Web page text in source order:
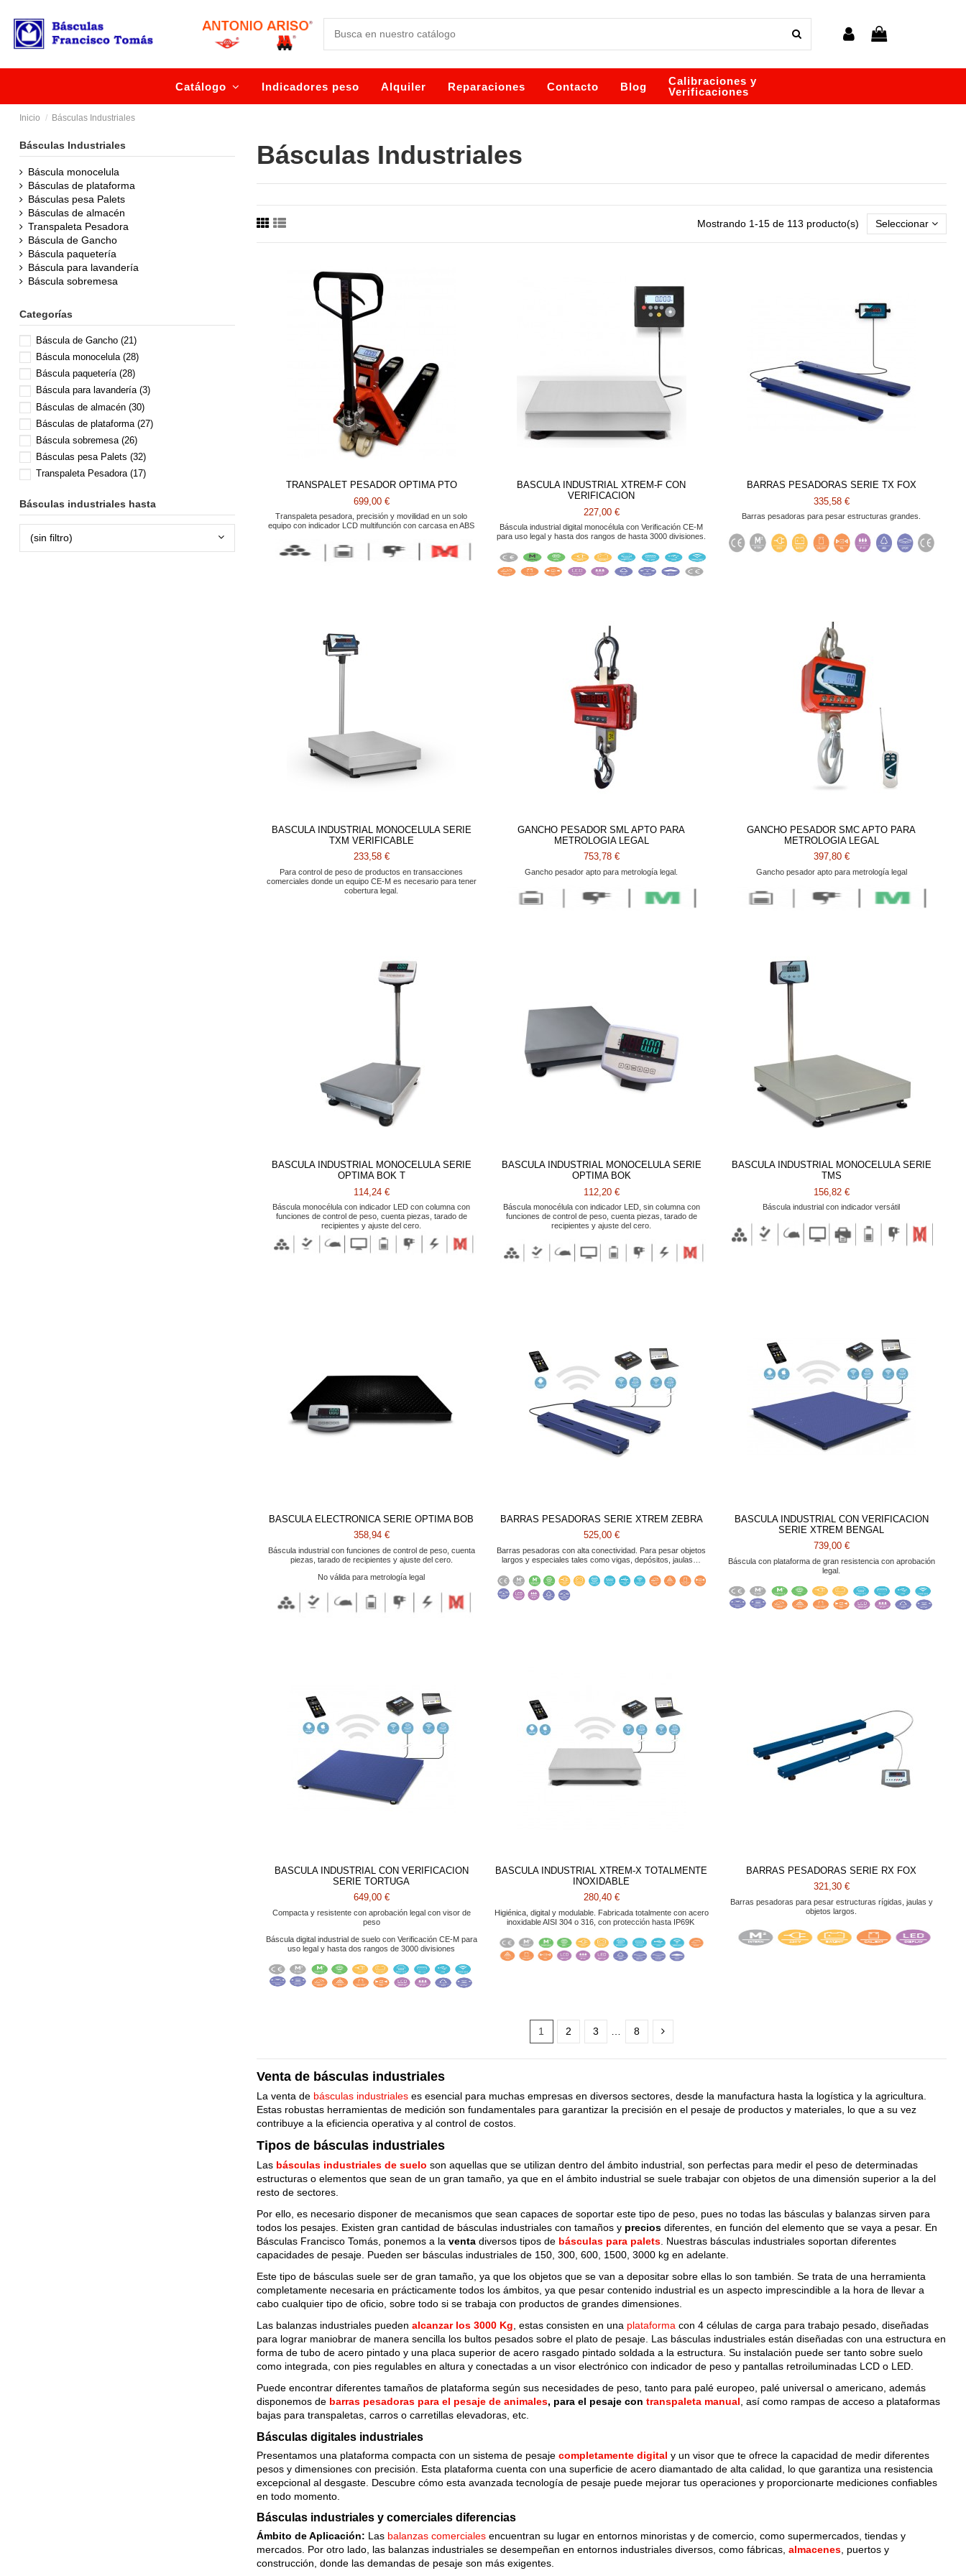
Catálogo Indicadores peso Alquiler Reparaciones Contacto Blog
Calibraciones y
Verificaciones
Inicio Básculas Industriales
Básculas Industriales
Mostrando 1-15 de 113 producto(s) Seleccionar
TRANSPALET PESADOR OPTIMA PTO
699,00 €
Transpaleta pesadora, precisión y movilidad en un solo
equipo con indicador LCD multifunción con carcasa en ABS
BASCULA INDUSTRIAL XTREM-F CON
VERIFICACION
227,00 €
Báscula industrial digital monocélula con Verificación CE-M
para uso legal y hasta dos rangos de hasta 3000 divisiones.
BARRAS PESADORAS SERIE TX FOX
335,58 €
Barras pesadoras para pesar estructuras grandes.
BASCULA INDUSTRIAL MONOCELULA SERIE
TXM VERIFICABLE
233,58 €
Para control de peso de productos en transacciones
comerciales donde un equipo CE-M es necesario para tener
cobertura legal.
GANCHO PESADOR SML APTO PARA
METROLOGIA LEGAL
753,78 €
Gancho pesador apto para metrología legal.
GANCHO PESADOR SMC APTO PARA
METROLOGIA LEGAL
397,80 €
Gancho pesador apto para metrología legal
BASCULA INDUSTRIAL MONOCELULA SERIE
OPTIMA BOK T
114,24 €
Báscula monocélula con indicador LED con columna con
funciones de control de peso, cuenta piezas, tarado de
recipientes y ajuste del cero.
BASCULA INDUSTRIAL MONOCELULA SERIE
OPTIMA BOK
112,20 €
Báscula monocélula con indicador LED, sin columna con
funciones de control de peso, cuenta piezas, tarado de
recipientes y ajuste del cero.
BASCULA INDUSTRIAL MONOCELULA SERIE
TMS
156,82 €
Báscula industrial con indicador versátil
BASCULA ELECTRONICA SERIE OPTIMA BOB
358,94 €
Báscula industrial con funciones de control de peso, cuenta
piezas, tarado de recipientes y ajuste del cero.
No válida para metrología legal
BARRAS PESADORAS SERIE XTREM ZEBRA
525,00 €
Barras pesadoras con alta conectividad. Para pesar objetos
largos y especiales tales como vigas, depósitos, jaulas…
BASCULA INDUSTRIAL CON VERIFICACION
SERIE XTREM BENGAL
739,00 €
Báscula con plataforma de gran resistencia con aprobación
legal.
BASCULA INDUSTRIAL CON VERIFICACION
SERIE TORTUGA
649,00 €
Compacta y resistente con aprobación legal con visor de
peso
Báscula digital industrial de suelo con Verificación CE-M para
uso legal y hasta dos rangos de 3000 divisiones
BASCULA INDUSTRIAL XTREM-X TOTALMENTE
INOXIDABLE
280,40 €
Higiénica, digital y modulable. Fabricada totalmente con acero
inoxidable AISI 304 o 316, con protección hasta IP69K
BARRAS PESADORAS SERIE RX FOX
321,30 €
Barras pesadoras para pesar estructuras rígidas, jaulas y
objetos largos.
1 2 3 8
Venta de básculas industriales
La venta de básculas industriales es esencial para muchas empresas en diversos sectores, desde la manufactura hasta la logística y la agricultura.
Estas robustas herramientas de medición son fundamentales para garantizar la precisión en el pesaje de productos y materiales, lo que a su vez
contribuye a la eficiencia operativa y al control de costos.
Tipos de básculas industriales
Las básculas industriales de suelo son aquellas que se utilizan dentro del ámbito industrial, son perfectas para medir el peso de determinadas
estructuras o elementos que sean de un gran tamaño, ya que en el ámbito industrial se suele trabajar con objetos de una dimensión superior a la del
resto de sectores.
Por ello, es necesario disponer de mecanismos que sean capaces de soportar este tipo de peso, pues no todas las básculas y balanzas sirven para
todos los pesajes. Existen gran cantidad de básculas industriales con tamaños y precios diferentes, en función del elemento que se vaya a pesar. En
Básculas Francisco Tomás, ponemos a la venta diversos tipos de básculas para palets . Nuestras básculas industriales soportan diferentes
capacidades de pesaje. Pueden ser básculas industriales de 150, 300, 600, 1500, 3000 kg en adelante.
Este tipo de básculas suele ser de gran tamaño, ya que los objetos que se van a depositar sobre ellas lo son también. Se trata de una herramienta
completamente necesaria en prácticamente todos los ámbitos, ya que pesar contenido industrial es un aspecto imprescindible a la hora de llevar a
cabo cualquier tipo de oficio, sobre todo si se trabaja con productos de grandes dimensiones.
Las balanzas industriales pueden alcanzar los 3000 Kg, estas consisten en una plataforma con 4 células de carga para trabajo pesado, diseñadas
para lograr maniobrar de manera sencilla los bultos pesados sobre el plato de pesaje. Las básculas industriales están diseñadas con una estructura en
forma de tubo de acero pintado y una placa superior de acero rasgado pintado soldada a la estructura. Su instalación puede ser tanto sobre suelo
como integrada, con pies regulables en altura y conectadas a un visor electrónico con indicador de peso y pantallas retroiluminadas LCD o LED.
Puede encontrar diferentes tamaños de plataforma según sus necesidades de peso, tanto para palé europeo, palé universal o americano, además
disponemos de barras pesadoras para el pesaje de animales, para el pesaje con transpaleta manual, así como rampas de acceso a plataformas
bajas para transpaletas, carros o carretillas elevadoras, etc.
Básculas digitales industriales
Presentamos una plataforma compacta con un sistema de pesaje completamente digital y un visor que te ofrece la capacidad de medir diferentes
pesos y dimensiones con precisión. Esta plataforma cuenta con una superficie de acero diamantado de alta calidad, lo que garantiza una resistencia
excepcional al desgaste. Descubre cómo esta avanzada tecnología de pesaje puede mejorar tus operaciones y proporcionarte mediciones confiables
en todo momento.
Básculas industriales y comerciales diferencias
Ámbito de Aplicación: Las balanzas comerciales encuentran su lugar en entornos minoristas y de comercio, como supermercados, tiendas y
mercados. Por otro lado, las balanzas industriales se desempeñan en entornos industriales diversos, como fábricas, almacenes , puertos y
construcción, donde las demandas de pesaje son más exigentes.
Básculas Industriales
Báscula monocelula
Básculas de plataforma
Básculas pesa Palets
Básculas de almacén
Transpaleta Pesadora
Báscula de Gancho
Báscula paquetería
Báscula para lavandería
Báscula sobremesa
Categorías
Báscula de Gancho (21)
Báscula monocelula (28)
Báscula paquetería (28)
Báscula para lavandería (3)
Básculas de almacén (30)
Básculas de plataforma (27)
Báscula sobremesa (26)
Básculas pesa Palets (32)
Transpaleta Pesadora (17)
Básculas industriales hasta
(sin filtro)